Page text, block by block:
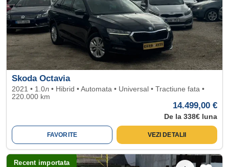
Skoda Octavia
2021 • 1.0л • Hibrid • Automata • Universal • Tractiune fata •
220.000 km
14.499,00 €
De la 338€ luna
FAVORITE VEZI DETALII
Recent importata